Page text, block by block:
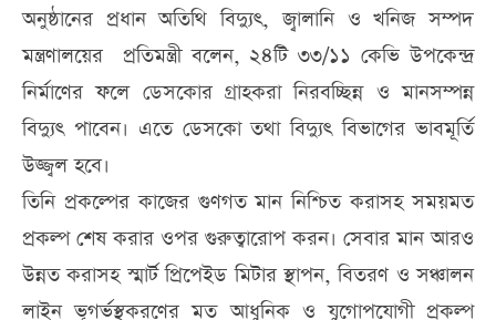
অনুষ্ঠানের প্রধান অতিথি বিদ্যুৎ, জ্বালানি ও খনিজ সম্পদ
মন্ত্রণালয়ের প্রতিমন্ত্রী বলেন, ২৪টি ৩৩/১১ কেভি উপকেন্দ্র
নির্মাণের ফলে ডেসকোর গ্রাহকরা নিরবচ্ছিন্ন ও মানসম্পন্ন
বিদ্যুৎ পাবেন। এতে ডেসকো তথা বিদ্যুৎ বিভাগের ভাবমূর্তি
উজ্জ্বল হবে।
তিনি প্রকল্পের কাজের গুণগত মান নিশ্চিত করাসহ সময়মত
প্রকল্প শেষ করার ওপর গুরুত্বারোপ করন। সেবার মান আরও
উন্নত করাসহ স্মার্ট প্রিপেইড মিটার স্থাপন, বিতরণ ও সঞ্চালন
লাইন ভূগর্ভস্থকরণের মত আধুনিক ও যুগোপযোগী প্রকল্প